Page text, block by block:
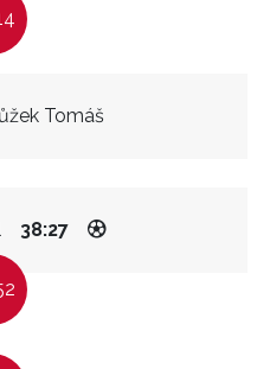
Tomáš
38:27